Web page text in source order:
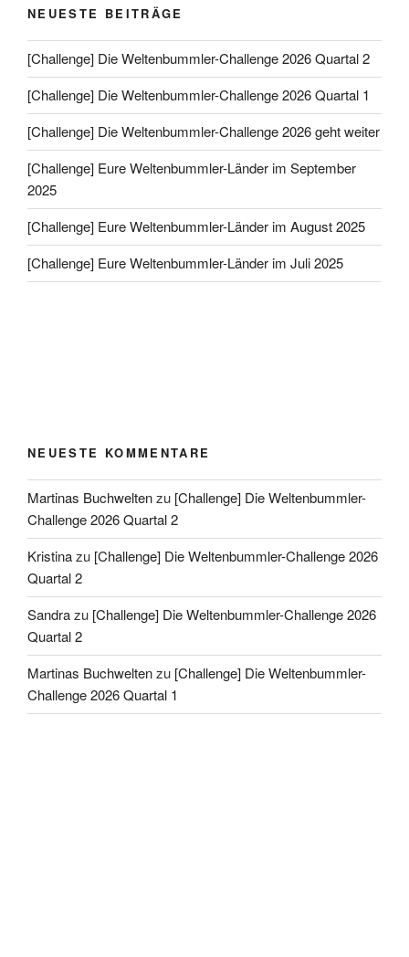
NEUESTE BEITRÄGE
[Challenge] Die Weltenbummler-Challenge 2026 Quartal 2
[Challenge] Die Weltenbummler-Challenge 2026 Quartal 1
[Challenge] Die Weltenbummler-Challenge 2026 geht weiter
[Challenge] Eure Weltenbummler-Länder im September
2025
[Challenge] Eure Weltenbummler-Länder im August 2025
[Challenge] Eure Weltenbummler-Länder im Juli 2025
NEUESTE KOMMENTARE
Martinas Buchweltenzu [Challenge] Die Weltenbummler-
Challenge 2026 Quartal 2
Kristinazu [Challenge] Die Weltenbummler-Challenge 2026
Quartal 2
Sandrazu [Challenge] Die Weltenbummler-Challenge 2026
Quartal 2
Martinas Buchweltenzu [Challenge] Die Weltenbummler-
Challenge 2026 Quartal 1